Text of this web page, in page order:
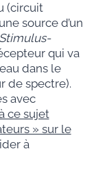
(circuit
source d’un
Stimulus-
qui va
dans le
de spectre).
avec
ce sujet
» sur le
à